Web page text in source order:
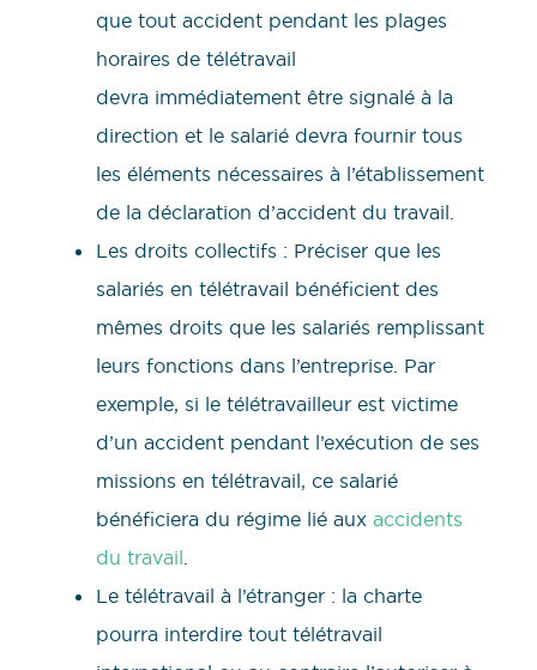
que tout accident pendant les plages
horaires de télétravail
devra immédiatement être signalé à la
direction et le salarié devra fournir tous
les éléments nécessaires à l’établissement
de la déclaration d’accident du travail.
Les droits collectifs : Préciser que les
salariés en télétravail bénéficient des
mêmes droits que les salariés remplissant
leurs fonctions dans l’entreprise. Par
exemple, si le télétravailleur est victime
d’un accident pendant l’exécution de ses
missions en télétravail, ce salarié
bénéficiera du régime lié aux accidents
du travail.
Le télétravail à l’étranger : la charte
pourra interdire tout télétravail